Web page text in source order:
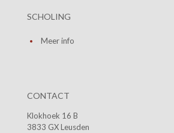
SCHOLING
Meer info
CONTACT
Klokhoek 16 B
3833 GX Leusden